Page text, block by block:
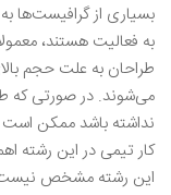
بسیاری از
به فعالیت هستند،
طراحان به علت حجم
می‌شوند. در صورتی که
نداشته باشد ممکن است
کار تیمی در این رشته
این رشته مشخص نیست